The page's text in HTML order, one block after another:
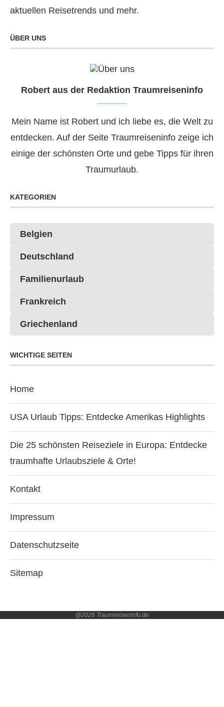
aktuellen Reisetrends und mehr.
ÜBER UNS
Robert aus der Redaktion Traumreiseninfo
Mein Name ist Robert und ich liebe es, die Welt zu
entdecken. Auf der Seite Traumreiseninfo zeige ich
einige der schönsten Orte und gebe Tipps für ihren
Traumurlaub.
KATEGORIEN
Belgien
Deutschland
Familienurlaub
Frankreich
Griechenland
WICHTIGE SEITEN
Home
USA Urlaub Tipps: Entdecke Amerikas Highlights
Die 25 schönsten Reiseziele in Europa: Entdecke
traumhafte Urlaubsziele & Orte!
Kontakt
Impressum
Datenschutzseite
Sitemap
@2026 Traumreiseninfo.de